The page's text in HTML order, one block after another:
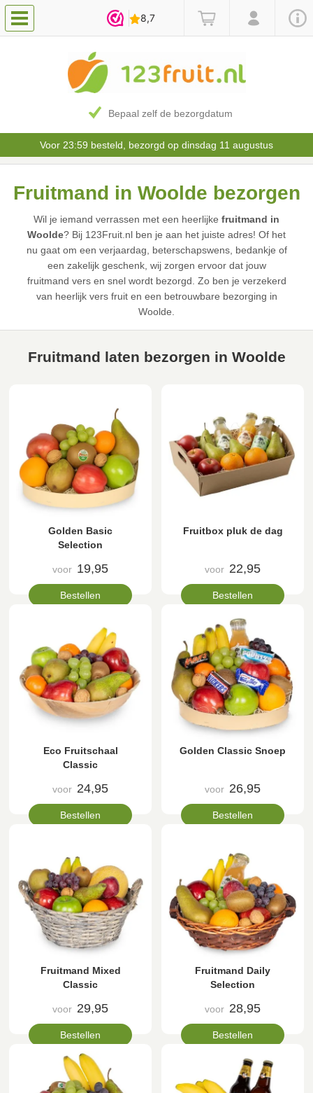
Bepaal zelf de bezorgdatum
Voor 23:59 besteld, bezorgd op dinsdag 11 augustus
Fruitmand in Woolde bezorgen
Wil je iemand verrassen met een heerlijke fruitmand in
Woolde? Bij 123Fruit.nl ben je aan het juiste adres! Of het
nu gaat om een verjaardag, beterschapswens, bedankje of
een zakelijk geschenk, wij zorgen ervoor dat jouw
fruitmand vers en snel wordt bezorgd. Zo ben je verzekerd
van heerlijk vers fruit en een betrouwbare bezorging in
Woolde.
Fruitmand laten bezorgen in Woolde
Golden Basic
Selection
voor 19,95
Bestellen
Fruitbox pluk de dag
voor 22,95
Bestellen
Eco Fruitschaal
Classic
voor 24,95
Bestellen
Golden Classic Snoep
voor 26,95
Bestellen
Fruitmand Mixed
Classic
voor 29,95
Bestellen
Fruitmand Daily
Selection
voor 28,95
Bestellen